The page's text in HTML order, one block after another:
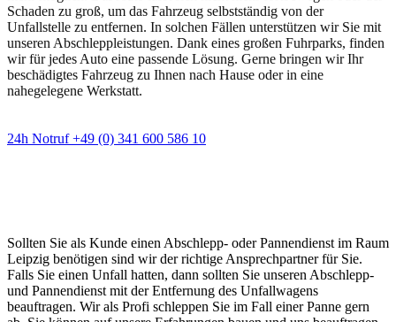
Schaden zu groß, um das Fahrzeug selbstständig von der
Unfallstelle zu entfernen. In solchen Fällen unterstützen wir Sie mit
unseren Abschleppleistungen. Dank eines großen Fuhrparks, finden
wir für jedes Auto eine passende Lösung. Gerne bringen wir Ihr
beschädigtes Fahrzeug zu Ihnen nach Hause oder in eine
nahegelegene Werkstatt.
24h Notruf +49 (0) 341 600 586 10
Sollten Sie als Kunde einen Abschlepp- oder Pannendienst im Raum
Leipzig benötigen sind wir der richtige Ansprechpartner für Sie.
Falls Sie einen Unfall hatten, dann sollten Sie unseren Abschlepp-
und Pannendienst mit der Entfernung des Unfallwagens
beauftragen. Wir als Profi schleppen Sie im Fall einer Panne gern